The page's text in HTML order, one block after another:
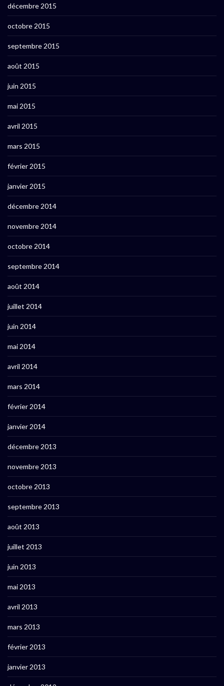
décembre 2015
octobre 2015
septembre 2015
août 2015
juin 2015
mai 2015
avril 2015
mars 2015
février 2015
janvier 2015
décembre 2014
novembre 2014
octobre 2014
septembre 2014
août 2014
juillet 2014
juin 2014
mai 2014
avril 2014
mars 2014
février 2014
janvier 2014
décembre 2013
novembre 2013
octobre 2013
septembre 2013
août 2013
juillet 2013
juin 2013
mai 2013
avril 2013
mars 2013
février 2013
janvier 2013